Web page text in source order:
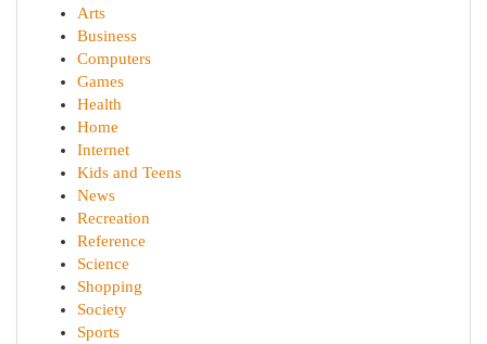
Arts
Business
Computers
Games
Health
Home
Internet
Kids and Teens
News
Recreation
Reference
Science
Shopping
Society
Sports